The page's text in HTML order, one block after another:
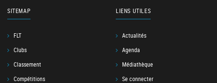
SITEMAP
FLT
Clubs
Classement
Compétitions
LIENS UTILES
Actualités
Agenda
Médiathèque
Se connecter